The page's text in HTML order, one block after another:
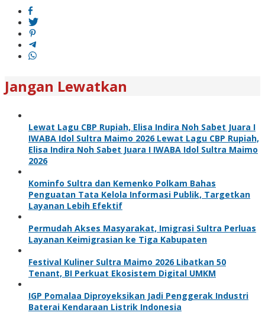
Jangan Lewatkan
Lewat Lagu CBP Rupiah, Elisa Indira Noh Sabet Juara I
IWABA Idol Sultra Maimo 2026 Lewat Lagu CBP Rupiah,
Elisa Indira Noh Sabet Juara I IWABA Idol Sultra Maimo
2026
Kominfo Sultra dan Kemenko Polkam Bahas
Penguatan Tata Kelola Informasi Publik, Targetkan
Layanan Lebih Efektif
Permudah Akses Masyarakat, Imigrasi Sultra Perluas
Layanan Keimigrasian ke Tiga Kabupaten
Festival Kuliner Sultra Maimo 2026 Libatkan 50
Tenant, BI Perkuat Ekosistem Digital UMKM
IGP Pomalaa Diproyeksikan Jadi Penggerak Industri
Baterai Kendaraan Listrik Indonesia